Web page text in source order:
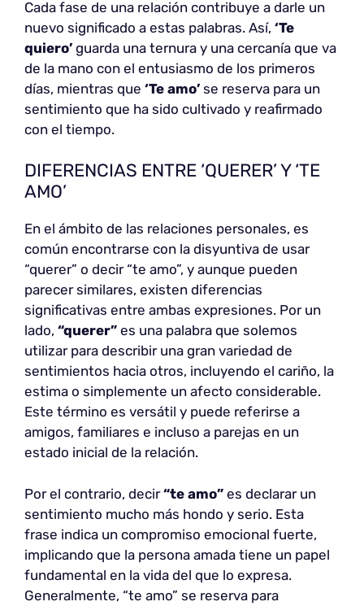
Cada fase de una relación contribuye a darle un
nuevo significado a estas palabras. Así, ‘Te
quiero’ guarda una ternura y una cercanía que va
de la mano con el entusiasmo de los primeros
días, mientras que ‘Te amo’ se reserva para un
sentimiento que ha sido cultivado y reafirmado
con el tiempo.
DIFERENCIAS ENTRE ‘QUERER’ Y ‘TE
AMO’
En el ámbito de las relaciones personales, es
común encontrarse con la disyuntiva de usar
“querer” o decir “te amo”, y aunque pueden
parecer similares, existen diferencias
significativas entre ambas expresiones. Por un
lado, “querer” es una palabra que solemos
utilizar para describir una gran variedad de
sentimientos hacia otros, incluyendo el cariño, la
estima o simplemente un afecto considerable.
Este término es versátil y puede referirse a
amigos, familiares e incluso a parejas en un
estado inicial de la relación.
Por el contrario, decir“te amo” es declarar un
sentimiento mucho más hondo y serio. Esta
frase indica un compromiso emocional fuerte,
implicando que la persona amada tiene un papel
fundamental en la vida del que lo expresa.
Generalmente, “te amo” se reserva para